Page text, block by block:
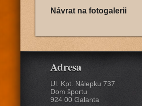
Návrat na fotogalerii
Adresa
Ul. Kpt. Nálepku 737
Dom športu
924 00 Galanta